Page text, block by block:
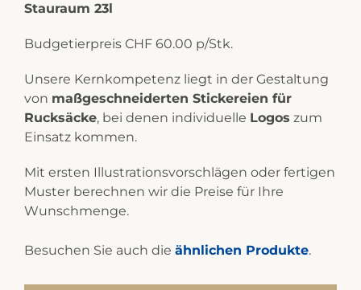
Stauraum 23l
Budgetierpreis CHF 60.00 p/Stk.
Unsere Kernkompetenz liegt in der Gestaltung
von maßgeschneiderten Stickereien für
Rucksäcke, bei denen individuelle Logos zum
Einsatz kommen.
Mit ersten Illustrationsvorschlägen oder fertigen
Muster berechnen wir die Preise für Ihre
Wunschmenge.
Besuchen Sie auch die ähnlichen Produkte.